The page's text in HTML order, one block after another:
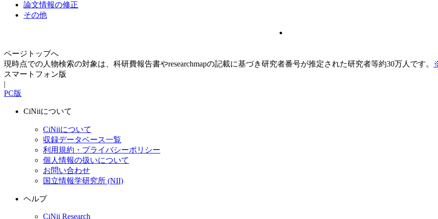
論文情報の修正
その他
ページトップへ
現時点での人物検索の対象は、科研費報告書やresearchmapの記載に基づき研究者番号が推定された研究者等約30万人です。
スマートフォン版
|
PC版
CiNiiについて
CiNiiについて
収録データベース一覧
利用規約・プライバシーポリシー
個人情報の扱いについて
お問い合わせ
国立情報学研究所 (NII)
ヘルプ
CiNii Research